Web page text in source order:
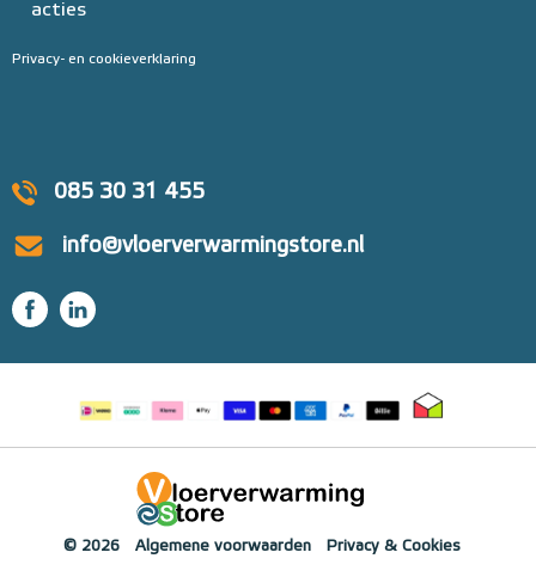
085 30 31 455
info@vloerverwarmingstore.nl
acties
Privacy- en cookieverklaring
© 2026 Algemene voorwaarden Privacy & Cookies